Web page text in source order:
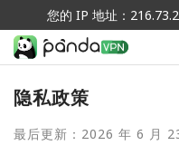
您的 IP 地址：
隐私政策
最后更新：2026 年 6 月